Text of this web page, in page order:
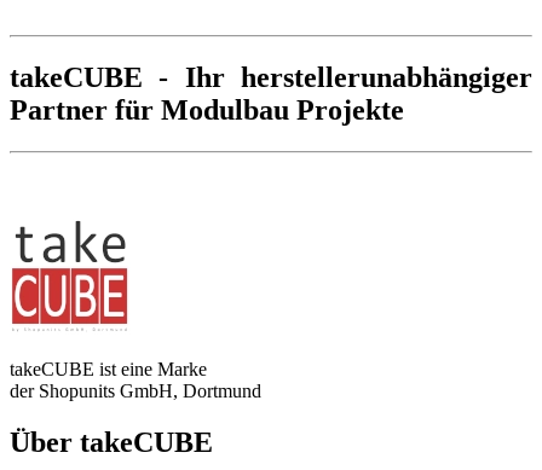
takeCUBE - Ihr herstellerunabhängiger
Partner für Modulbau Projekte
takeCUBE ist eine Marke
der Shopunits GmbH, Dortmund
Über takeCUBE